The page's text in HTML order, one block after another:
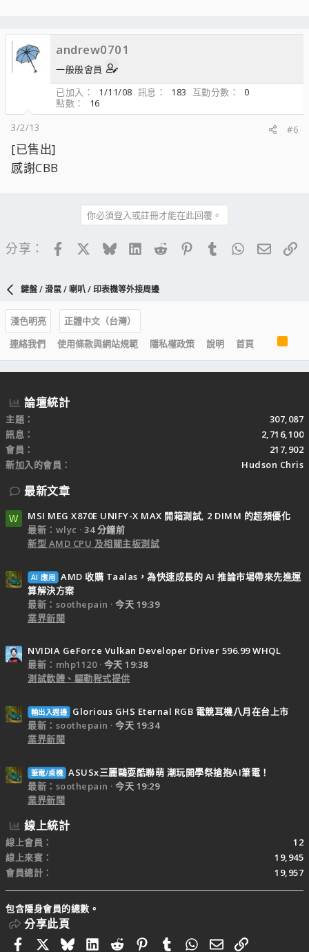
andrew0701
一般般會員
已加入
1/11/08 訊息 183 互動分數
0
點數
16
3/2/13
#6
[已售出]
感謝CBB
你必須登入或註冊才能在此回覆。
分享： FacebookBlueskyLinkedIn
Reddit PinterestTumblrWhatsApp
電子
鍵盤 / 滑鼠 / 喇叭 / 印表機等外接周邊
淺色明亮
正體中文（台灣）
連絡我們
使用條款與網站規範 隱私權政策 說明 首頁
S
論壇統計
主題
307,087
訊息
2,716,100
會員
217,902
新加入的會員
Hudson Chris
最新文章
W
MSI MEG X870E UNIFY-X MAX 開箱測試, 2 DIMM 的超頻優化
最新：wlyc
34 分鐘前
新型 AMD CPU 及相關主板測試
AI 應用 AMD 收購 Taalas，為快速成長的 AI 推論市場帶來先進運
算解決方案
最新：soothepain
今天 19:39
業界新聞
NVIDIA GeForce Vulkan Developer Driver 596.99 WHQL
最新：mhp1120
今天 19:38
測試軟體、驅動程式提供
輸出入週邊
Glorious GHS Eternal RGB 電競耳機八月在台上市
最新：soothepain
今天 19:34
業界新聞
筆電/桌機 ASUSx三麗鷗耍酷聯萌 潮玩開學祭搶抱AI筆電！
最新：soothepain
今天 19:29
業界新聞
線上統計
線上會員
12
線上來賓
19,945
會員總計
19,957
包含隱身會員的總數。
分享此頁
FacebookBlueskyLinkedIn
RedditPinterestTumblrWhatsApp
電子郵件
連結